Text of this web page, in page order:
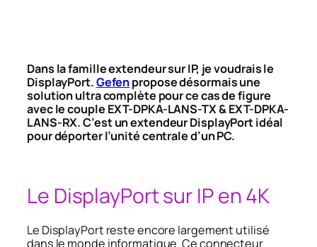
Dans la famille extendeur sur IP, je voudrais le
DisplayPort.Gefenpropose désormais une
solution ultra complète pour ce cas de figure
avec le couple EXT-DPKA-LANS-TX & EXT-DPKA-
LANS-RX. C’est un extendeur DisplayPort idéal
pour déporter l’unité centrale d’un PC.
Le DisplayPort sur IP en 4K
Le DisplayPort reste encore largement utilisé
dans le monde informatique. Ce connecteur